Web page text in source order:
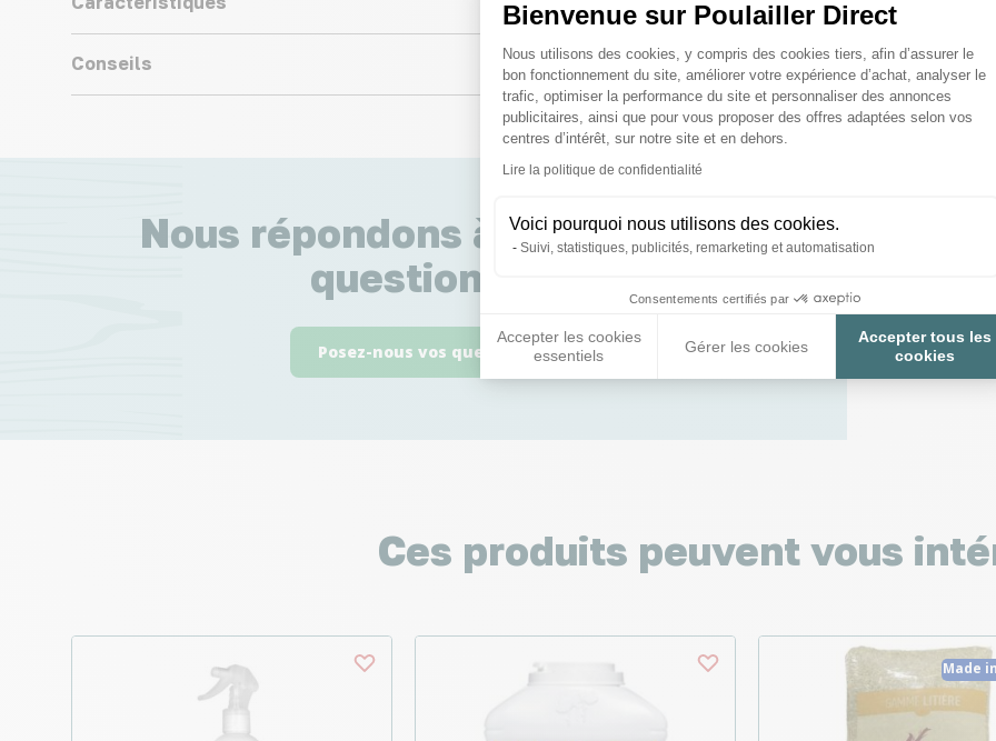
Bienvenue sur Poulailler Direct
Plateforme de Gestion du
Nous utilisons des cookies, y compris des cookies tiers, afin d’assurer le
bon fonctionnement du site, améliorer votre expérience d’achat, analyser le
trafic, optimiser la performance du site et personnaliser des annonces
publicitaires, ainsi que pour vous proposer des offres adaptées selon vos
centres d’intérêt, sur notre site et en dehors.
Lire la politique de confidentialité
Voici pourquoi nous utilisons des cookies.
Suivi, statistiques, publicités, remarketing et automatisation
Consentements certifiés par
Accepter les cookies
essentiels
Gérer les cookies
Accepter tous les
cookies
Axeptio consent
Conseils
Nous répondons à toutes vos
questions ;)
Posez-nous vos questions
Ces produits peuvent vous
Made